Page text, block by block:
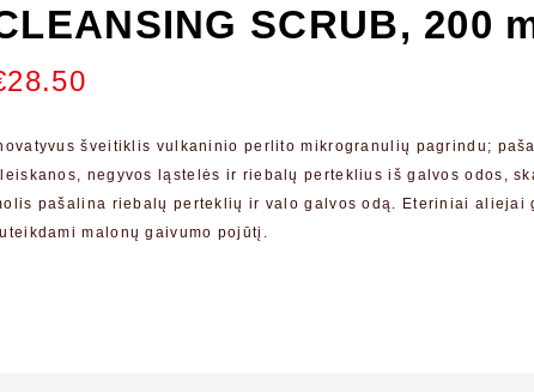
SCRUB, 200
28.50
šveitiklis vulkaninio perlito mikrogranulių pagrindu;
negyvos ląstelės ir riebalų perteklius iš galvos odos,
pašalina riebalų perteklių ir valo galvos odą. Eteriniai aliejai
malonų gaivumo pojūtį.